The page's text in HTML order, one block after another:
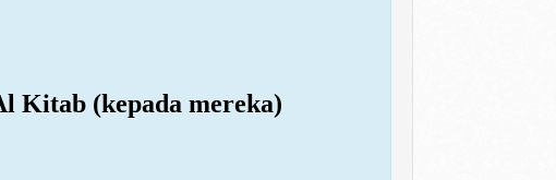
Kitab (kepada mereka)